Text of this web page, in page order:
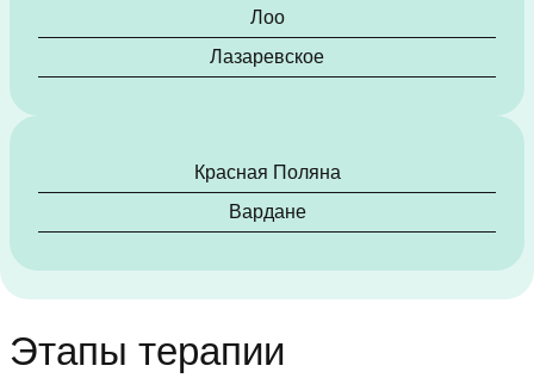
Лоо
Лазаревское
Красная Поляна
Вардане
Этапы терапии